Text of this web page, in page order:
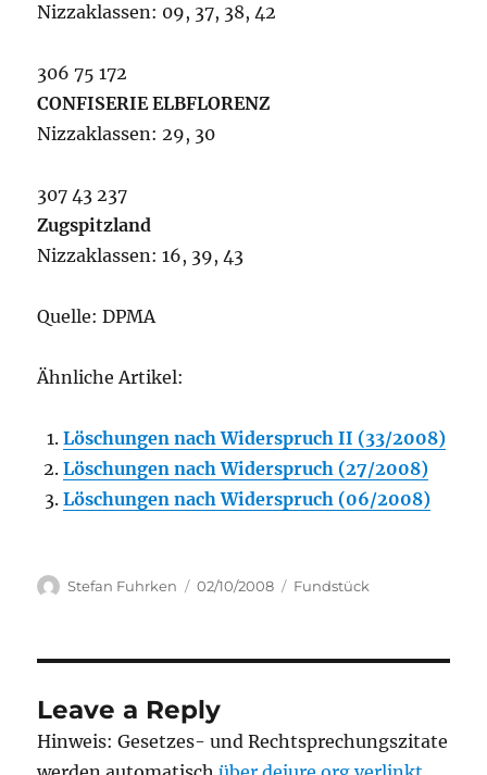
Nizzaklassen: 09, 37, 38, 42
306 75 172
CONFISERIE ELBFLORENZ
Nizzaklassen: 29, 30
307 43 237
Zugspitzland
Nizzaklassen: 16, 39, 43
Quelle: DPMA
Ähnliche Artikel:
Löschungen nach Widerspruch II (33/2008)
Löschungen nach Widerspruch (27/2008)
Löschungen nach Widerspruch (06/2008)
Author
Stefan Fuhrken
Posted
02/10/2008 Categories
Fundstück
Leave a Reply
Hinweis: Gesetzes- und Rechtsprechungszitate